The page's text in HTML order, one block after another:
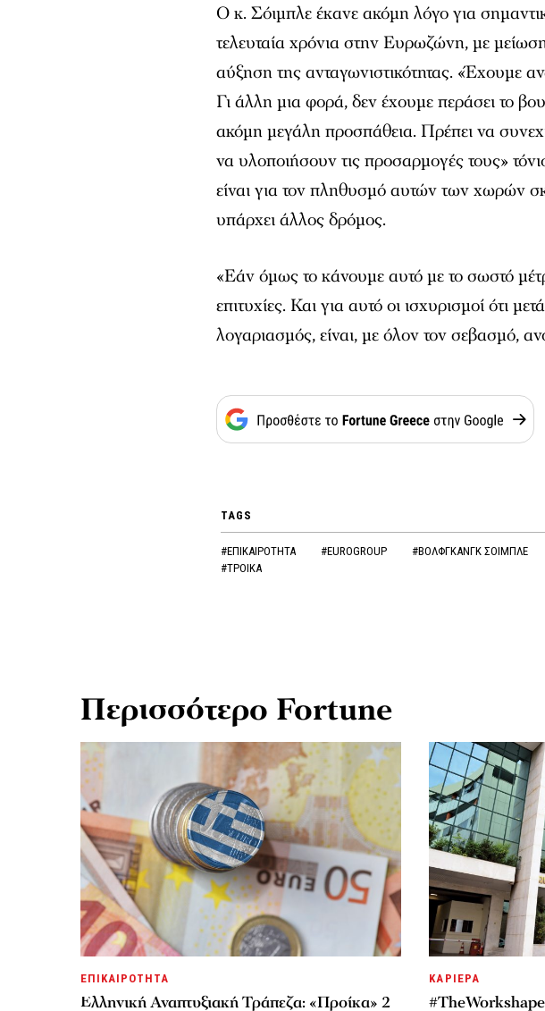
Ο κ. Σόιμπλε έκανε ακόμη λόγο για
τελευταία χρόνια στην Ευρωζώνη, με
αύξηση της ανταγωνιστικότητας. «Έχουμε
Γι άλλη μια φορά, δεν έχουμε περάσει το
ακόμη μεγάλη προσπάθεια. Πρέπει να
να υλοποιήσουν τις προσαρμογές τους»
είναι για τον πληθυσμό αυτών των χωρών
υπάρχει άλλος δρόμος.
«Εάν όμως το κάνουμε αυτό με το σωστό
επιτυχίες. Και για αυτό οι ισχυρισμοί ότι
λογαριασμός, είναι, με όλον τον σεβασμό,
TAGS
#ΕΠΙΚΑΙΡΟΤΗΤΑ #EUROGROUP #ΒΟΛΦΓΚΑΝΓΚ ΣΟΙΜΠΛΕ
#ΤΡΟΙΚΑ
Περισσότερο Fortune
ΕΠΙΚΑΙΡΟΤΗΤΑ
Ελληνική Αναπτυξιακή Τράπεζα: «Προίκα» 2
ΚΑΡΙΕΡΑ